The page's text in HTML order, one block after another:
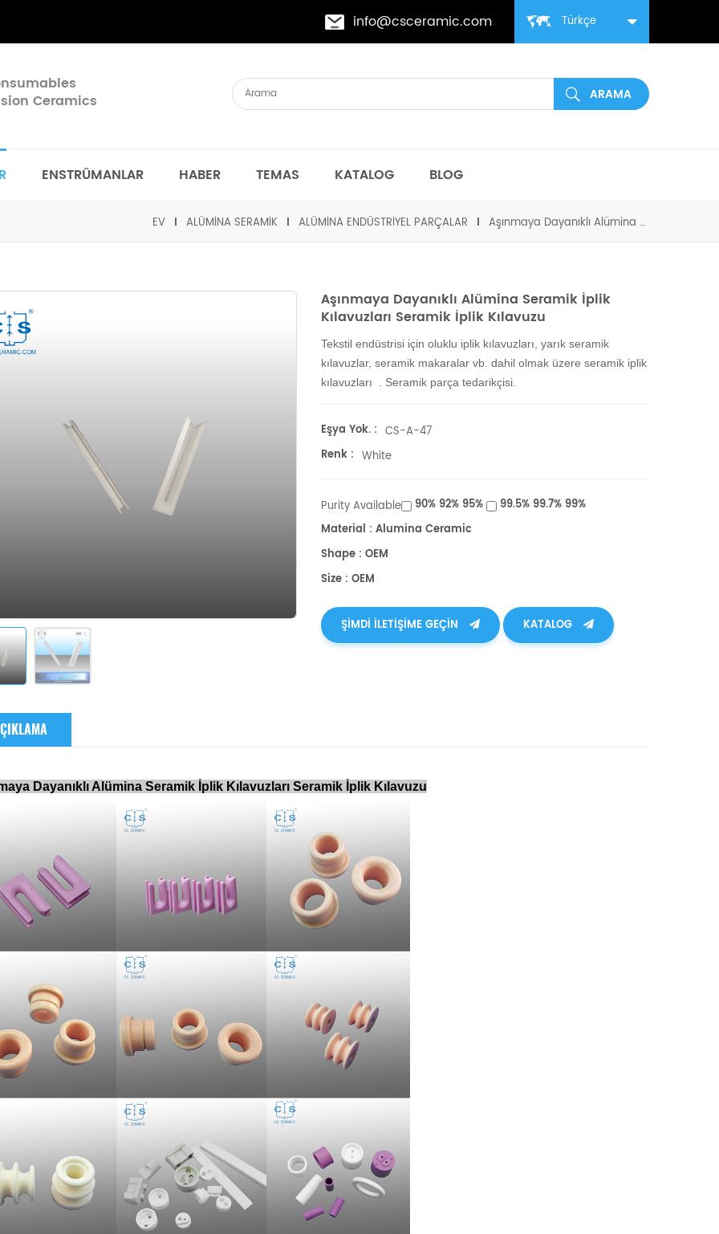
Türkçe
info@csceramic.com
Ceramics
ENSTRÜMANLAR HABER TEMAS KATALOG BLOG
EV ALÜMINA SERAMIK ALÜMINA ENDÜSTRIYEL PARÇALAR Aşınmaya Dayanıklı Alümina Seramik İplik Kılavuzları Seramik İplik Kılavuzu
Aşınmaya Dayanıklı Alümina Seramik İplik
Kılavuzları Seramik İplik Kılavuzu
Tekstil endüstrisi için oluklu iplik kılavuzları, yarık seramik
kılavuzlar, seramik makaralar vb. dahil olmak üzere seramik iplik
kılavuzları . Seramik parça tedarikçisi.
Eşya Yok. : CS-A-47
Renk : White
Purity Available 90% 92% 95%
99.5% 99.7% 99%
Material : Alumina Ceramic
Shape : OEM
Size : OEM
ŞIMDI ILETIŞIME GEÇIN KATALOG
Dayanıklı Alümina Seramik İplik Kılavuzları Seramik İplik Kılavuzu